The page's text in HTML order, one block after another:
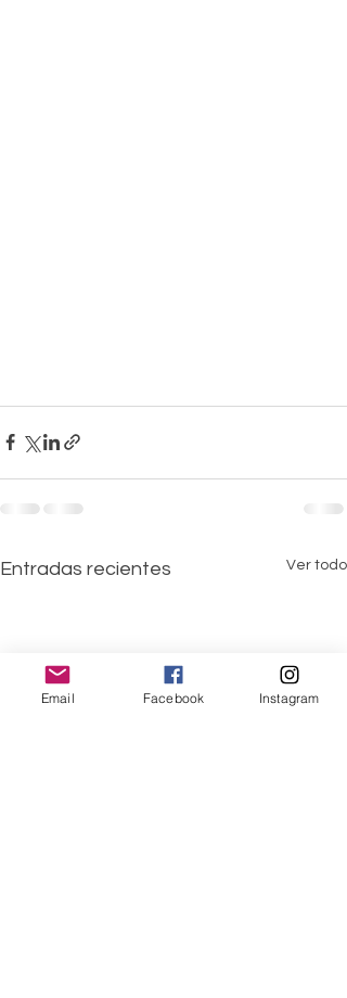
Entradas recientes Ver todo
Email Facebook Instagram